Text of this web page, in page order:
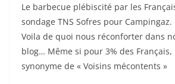
Le barbecue plébiscité par les
sondage TNS Sofres pour Campingaz.
Voila de quoi nous réconforter dans
blog… Même si pour 3% des
synonyme de « Voisins mécontents »